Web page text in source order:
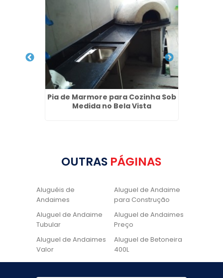
Pia de Marmore para Cozinha Sob
Medida no Bela Vista
OUTRAS PÁGINAS
Aluguéis de
Andaimes
Aluguel de Andaime
para Construção
Aluguel de Andaime
Tubular
Aluguel de Andaimes
Preço
Aluguel de Andaimes
Valor
Aluguel de Betoneira
400L
Aluguel de Betoneira
Cadeira de Pintura